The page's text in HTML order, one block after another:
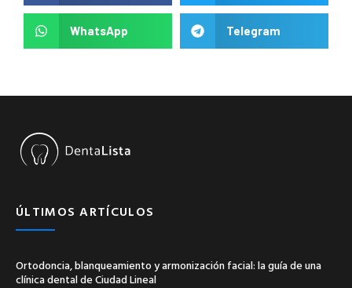
WhatsApp Telegram
ÚLTIMOS ARTÍCULOS
Ortodoncia, blanqueamiento y armonización facial: la guía de una
clínica dental de Ciudad Lineal